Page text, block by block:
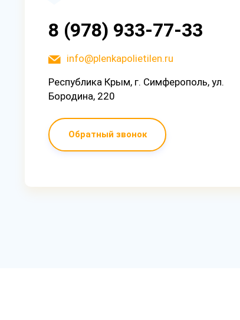
8 (978) 933-77-33
info@plenkapolietilen.ru
Республика Крым, г. Симферополь, ул.
Бородина, 220
Обратный звонок